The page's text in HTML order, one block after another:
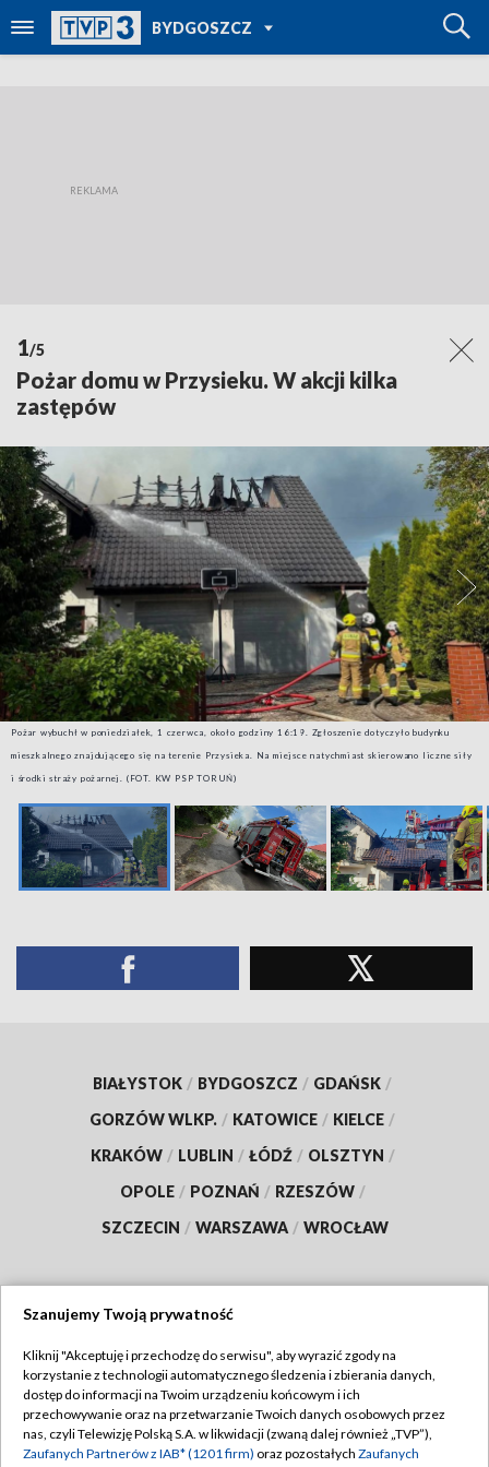
BYDGOSZCZ
TVP REGIONY
1/5
Pożar domu w Przysieku. W akcji kilka
zastępów
Pożar wybuchł w poniedziałek, 1 czerwca, około godziny 16:19. Zgłoszenie dotyczyło budynku
mieszkalnego znajdującego się na terenie Przysieka. Na miejsce natychmiast skierowano liczne siły
i środki straży pożarnej. (FOT. KW PSP TORUŃ)
BIAŁYSTOK / BYDGOSZCZ / GDAŃSK /
GORZÓW WLKP. / KATOWICE / KIELCE /
KRAKÓW / LUBLIN / ŁÓDŹ / OLSZTYN /
OPOLE / POZNAŃ / RZESZÓW /
SZCZECIN / WARSZAWA / WROCŁAW
TVP
Abonament TVP
Emisja w TVP
Regulamin TVP
Polityka prywatności
Szanujemy Twoją prywatność
Kliknij "Akceptuję i przechodzę do serwisu", aby wyrazić zgody na
korzystanie z technologii automatycznego śledzenia i zbierania danych,
dostęp do informacji na Twoim urządzeniu końcowym i ich
przechowywanie oraz na przetwarzanie Twoich danych osobowych przez
nas, czyli Telewizję Polską S.A. w likwidacji (zwaną dalej również „TVP”),
Zaufanych Partnerów z IAB* (1201 firm) oraz pozostałych Zaufanych